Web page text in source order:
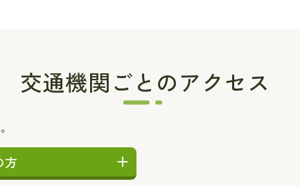
交通機関ごとのアクセス
方